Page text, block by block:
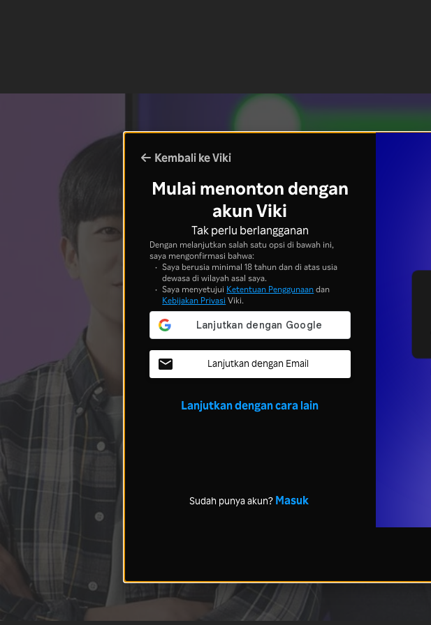
Kembali ke Viki
Mulai menonton dengan
akun Viki
Tak perlu berlangganan
Dengan melanjutkan salah satu opsi di bawah ini,
saya mengonfirmasi bahwa:
Saya berusia minimal 18 tahun dan di atas usia
dewasa di wilayah asal saya.
Saya menyetujui Ketentuan Penggunaandan
Kebijakan Privasi Viki.
Lanjutkan dengan Email
Lanjutkan dengan cara lain
Sudah punya akun? Masuk